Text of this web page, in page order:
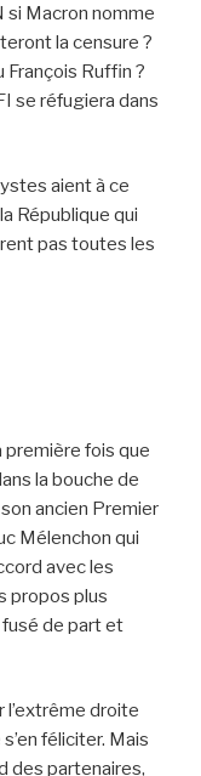
si Macron nomme
la censure ?
François Ruffin ?
se réfugiera dans
aient à ce
République qui
pas toutes les
première fois que
la bouche de
ancien Premier
Mélenchon qui
avec les
propos plus
fusé de part et
l’extrême droite
féliciter. Mais
des partenaires,